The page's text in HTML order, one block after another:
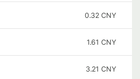
0.32 CNY
1.61 CNY
3.21 CNY